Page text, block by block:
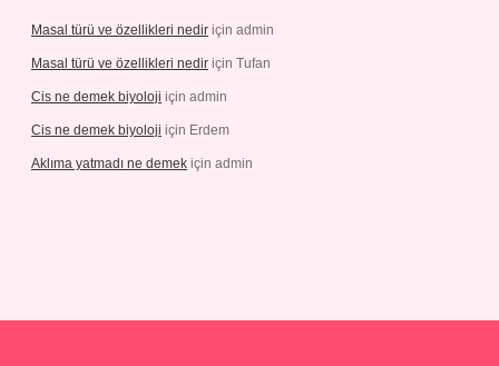
Masal türü ve özellikleri nedir için admin
Masal türü ve özellikleri nedir için Tufan
Cis ne demek biyoloji için admin
Cis ne demek biyoloji için Erdem
Aklıma yatmadı ne demek için admin